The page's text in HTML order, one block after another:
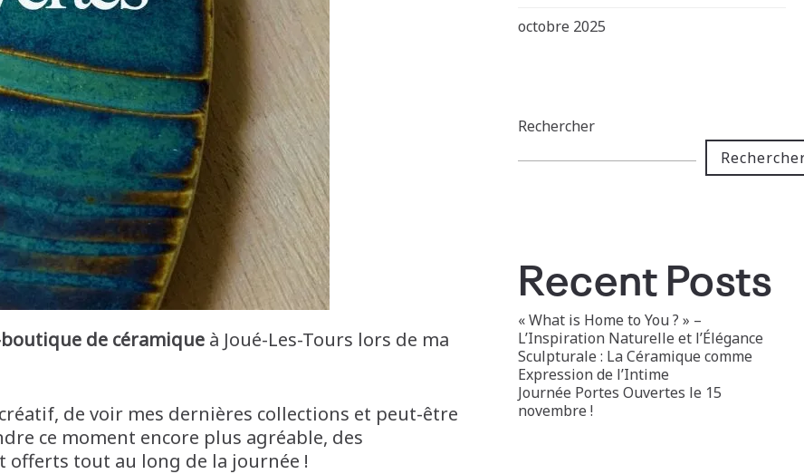
de céramique à Joué-Les-Tours lors de ma
de voir mes dernières collections et peut-être
ce moment encore plus agréable, des
offerts tout au long de la journée !
octobre 2025
Rechercher
Recent Posts
« What is Home to You ? » –
L’Inspiration Naturelle et l’Élégance
Sculpturale : La Céramique comme
Expression de l’Intime
Journée Portes Ouvertes le 15
novembre !